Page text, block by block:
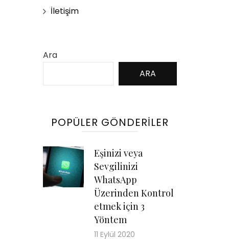
İletişim
Ara
ARA
POPÜLER GÖNDERILER
Eşinizi veya
Sevgilinizi
WhatsApp
Üzerinden Kontrol
etmek için 3
Yöntem
11 Eylül 2020